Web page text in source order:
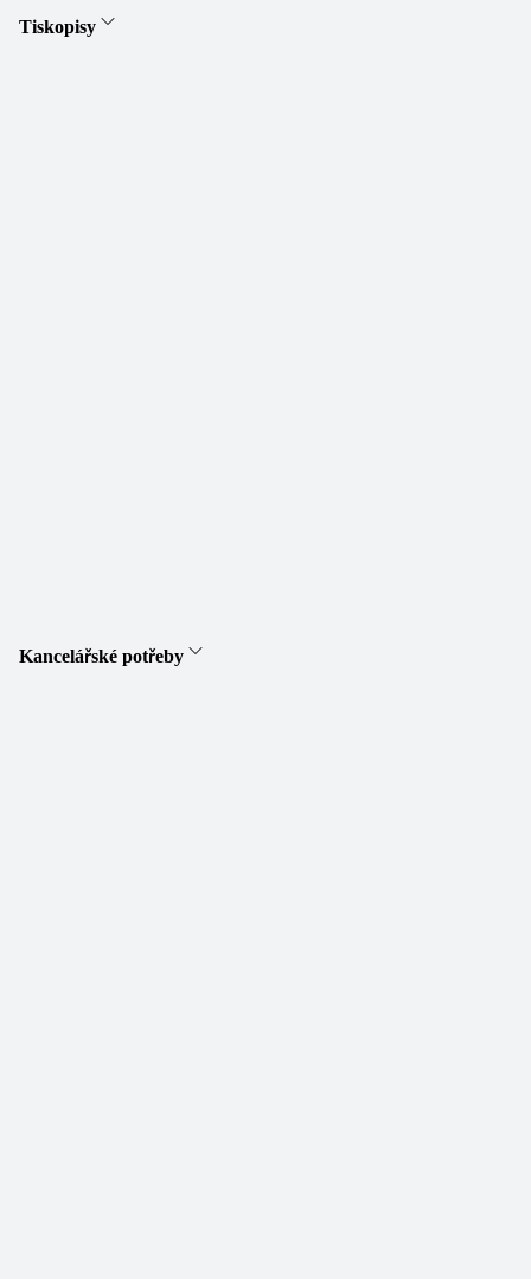
Tiskopisy
Kancelářské potřeby